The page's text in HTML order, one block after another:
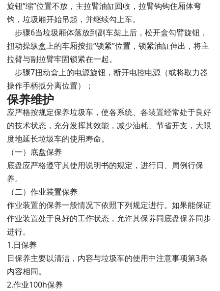
旋钮“缩”位置不放，主拉臂油缸回收，拉臂钩钩住厢体弯
钩，垃圾厢开始吊起，并继续勾上车。
步骤6当垃圾厢体落放到副车架上后，松开盒勾臂旋钮，
扭动操纵盒上的车厢按扭“锁紧”位置，锁紧油缸伸出，将主
拉臂与副拉臂牢固锁紧在一起。
步骤7扭动盒上的电源旋钮，断开电控电源（或将取力器
操作手柄扳分离位置）；
保养维护
应严格按规定保养垃圾车，使各系统、各装置经常处于良好
的技术状态，充分发挥其效能，减少油耗、节省开支，大限
度地延长垃圾车的使用寿命。
（一）底盘保养
底盘应严格遵守其使用说明书的规定，进行日、周例行保
养。
（二）作业装置保养
作业装置的保养一般情况下依照下列规定进行。如果能保证
作业装置处于良好的工作状态，允许其保养同底盘保养同步
进行。
1.日保养
日保养主要以清洁，内容与垃圾车的使用中注意事项第3条
内容相同。
2.作业100h保养